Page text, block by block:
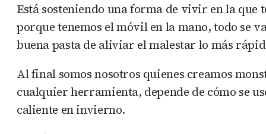
Está sosteniendo una forma de vivir en la
porque tenemos el móvil en la mano, todo se
buena pasta de aliviar el malestar lo más
Al final somos nosotros quienes creamos
cualquier herramienta, depende de cómo se
caliente en invierno.